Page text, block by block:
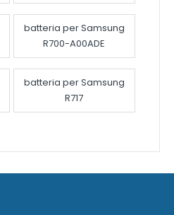
batteria per Samsung
R700-A00ADE
batteria per Samsung
R717